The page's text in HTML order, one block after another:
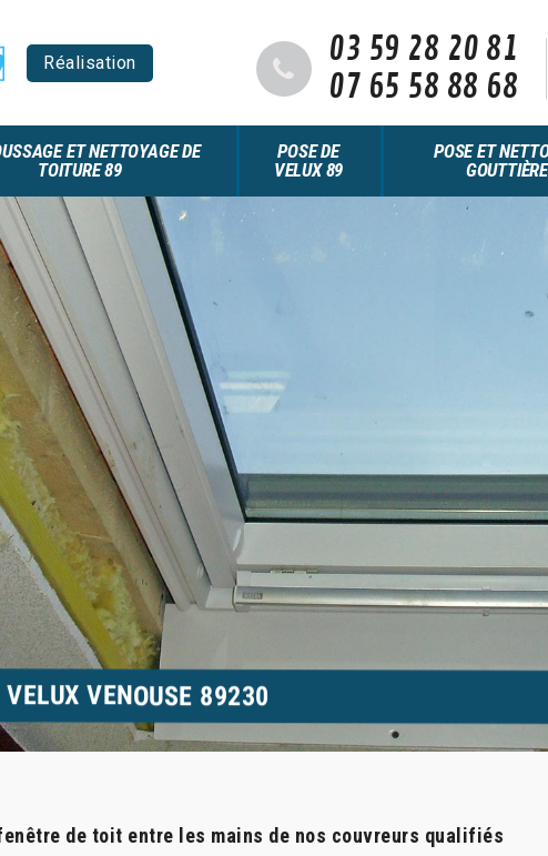
Réalisation
03 59 28 20 81
07 65 58 88 68
ET NETTOYAGE DE
TOITURE 89
POSE DE
VELUX 89
POSE ET
VENOUSE 89230
de toit entre les mains de nos couvreurs qualifiés